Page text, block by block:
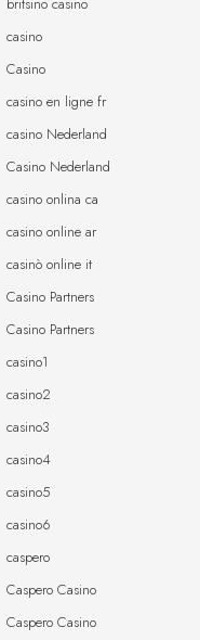
casino
Casino
casino en ligne fr
casino Nederland
Casino Nederland
casino onlina ca
casino online ar
casinò online it
Casino Partners
Casino Partners
casino1
casino2
casino3
casino4
casino5
casino6
caspero
Caspero Casino
Caspero Casino